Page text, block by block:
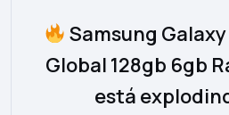
Samsung Galaxy
Global 128gb 6gb
está